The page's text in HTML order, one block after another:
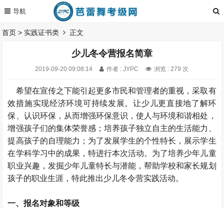
首页 > 实践证书类 正文
少儿冬令营报名简章
2019-09-20 09:08:14 作者 : JYPC 浏览 : 279 次
希望在宣传之下能引起更多市民和管理者的重视，采取有
效措施实现经济环境可持续发展。让少儿更直接地了解环
保、认识环保，从而增强环保意识，使人与环境和谐相处，
增强孩子们的集体荣誉感；培养孩子独立自主的生活能力、
提高孩子的自理能力；为了发展学生的个性特长，展示学生
在学科学习中的成果，特进行本次活动。为了培养少年儿童
职业兴趣，发掘少年儿童特长与潜能，帮助学校和家长规划
孩子的职业生涯，特此推出少儿冬令营实践活动。
一、报名对象和等级